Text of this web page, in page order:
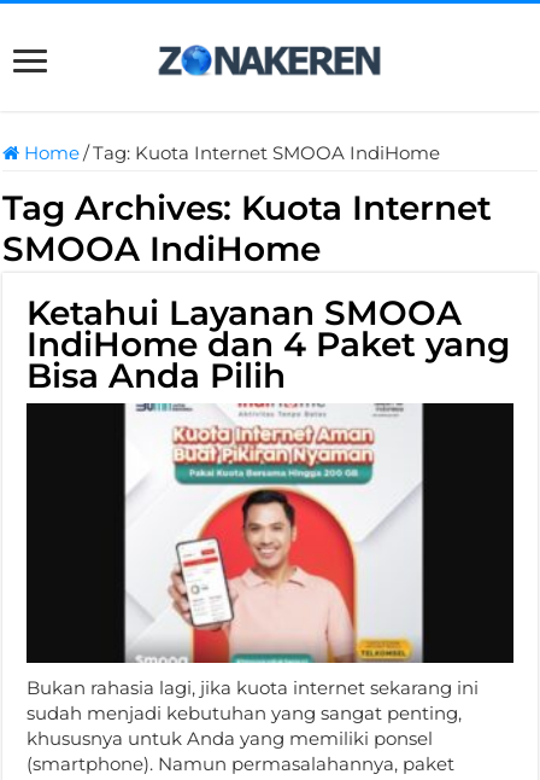
Home/Tag: Kuota Internet SMOOA IndiHome
Tag Archives: Kuota Internet
SMOOA IndiHome
Ketahui Layanan SMOOA
IndiHome dan 4 Paket yang
Bisa Anda Pilih
Bukan rahasia lagi, jika kuota internet sekarang ini
sudah menjadi kebutuhan yang sangat penting,
khususnya untuk Anda yang memiliki ponsel
(smartphone). Namun permasalahannya, paket